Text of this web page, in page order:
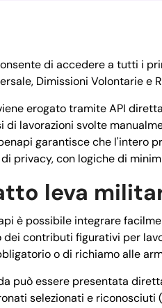
di accedere a tutti i
Dimissioni Volontarie e
erogato tramite API
di lavorazioni svolte
garantisce che l'intero
privacy, con logiche di
leva
è possibile integrare
contributi figurativi per
o di richiamo alle
può essere presentata
selezionati e riconosciuti